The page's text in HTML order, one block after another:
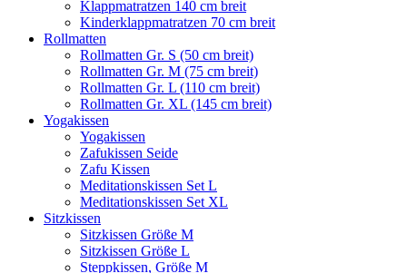
Klappmatratzen 140 cm breit
Kinderklappmatratzen 70 cm breit
Rollmatten
Rollmatten Gr. S (50 cm breit)
Rollmatten Gr. M (75 cm breit)
Rollmatten Gr. L (110 cm breit)
Rollmatten Gr. XL (145 cm breit)
Yogakissen
Yogakissen
Zafukissen Seide
Zafu Kissen
Meditationskissen Set L
Meditationskissen Set XL
Sitzkissen
Sitzkissen Größe M
Sitzkissen Größe L
Steppkissen, Größe M